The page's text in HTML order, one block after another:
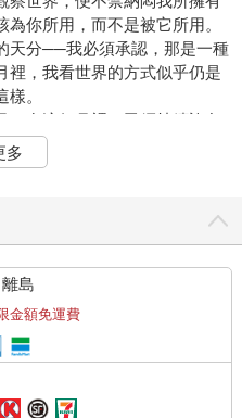
你所用，而不是被它所用。
天分──我必須承認，那是一種
裡，我看世界的方式似乎仍是
。
在這個月裡，已經持續許久
亦然。這一個月，對於只占世
對世界上其餘的大多數人卻毫
司令？這一個月，我關在已經
令，我在別墅裡有自己的房
房間。當然，我那房間有個正
給我的不是每天來打掃的清潔
娃臉警衛。但我不是抱怨。寫
不是整潔。
隱私，白天裡卻幾乎談不上。
、唯一單身的幹部，也是他最
多
島
金額免運費